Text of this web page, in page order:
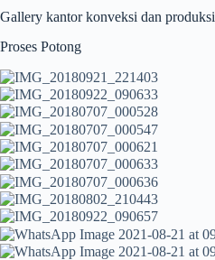
Gallery kantor konveksi dan produksi
Proses Potong